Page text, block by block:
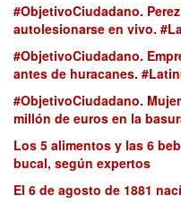
#ObjetivoCiudadano.
autolesionarse en vivo.
#ObjetivoCiudadano.
antes de huracanes.
#ObjetivoCiudadano.
millón de euros en la
Los 5 alimentos y las 6
bucal, según expertos
El 6 de agosto de 1881